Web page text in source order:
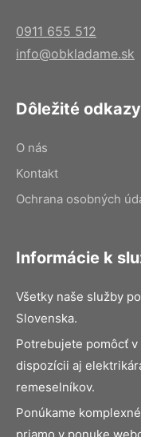
0911 655 512
info@obkladame.sk
Dôležité odkazy
O nás
Kontakt
Ochrana osobných
Informácie k
Všetky naše služby
Slovenska.
Potrebujete pomôcť
dispozícii aj
remeselníkov.
Ponúkame